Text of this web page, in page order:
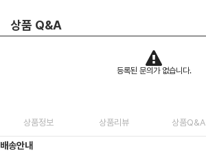
상품 Q&A
등록된 문의가 없습니다.
상품정보 상품리뷰 상품Q&A
배송안내